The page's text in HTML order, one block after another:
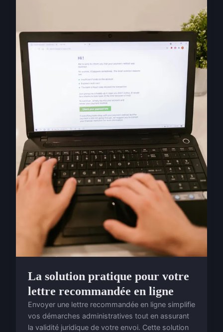
La solution pratique pour votre
lettre recommandée en ligne
Envoyer une lettre recommandée en ligne simplifie
vos démarches administratives tout en assurant
la validité juridique de votre envoi. Cette solution